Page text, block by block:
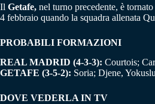
Il Getafe, nel turno precedente, è
4 febbraio quando la squadra allenata
PROBABILI FORMAZIONI
REAL MADRID (4-3-3): Courtois;
GETAFE (3-5-2): Soria; Djene,
DOVE VEDERLA IN TV